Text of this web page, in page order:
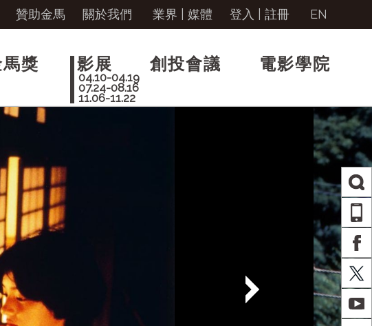
贊助金馬 關於我們 業界 | 媒體 登入 註冊 EN
獎 影展
04.10-04.19
07.24-08.16
11.06-11.22
創投會議 電影學院
X